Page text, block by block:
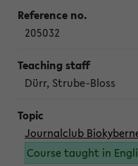
205032
Dürr, Strube-Bloss
Journalclub
Course taught in